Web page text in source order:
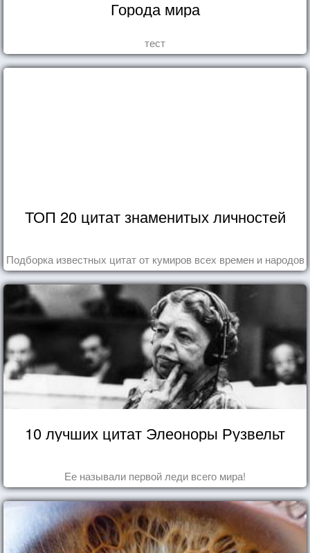
Города мира
тест
ТОП 20 цитат знаменитых личностей
Подборка известных цитат от кумиров всех времен и народов
10 лучших цитат Элеоноры Рузвельт
Ее называли первой леди всего мира!